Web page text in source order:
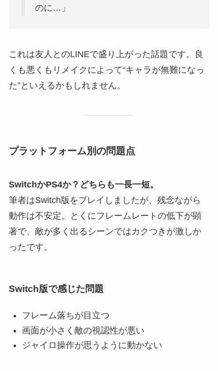
のに…」
これは友人とのLINEで盛り上がった話題です。良
くも悪くもリメイクによって“キャラが無難になっ
た”といえるかもしれません。
プラットフォーム別の問題点
SwitchかPS4か？どちらも一長一短。
筆者はSwitch版をプレイしましたが、残念ながら
動作は不安定。とくにフレームレートの低下が顕
著で、敵が多く出るシーンではカクつきが激しか
ったです。
Switch版で感じた問題
フレーム落ちが目立つ
画面が小さく敵の視認性が悪い
ジャイロ操作が思うように動かない